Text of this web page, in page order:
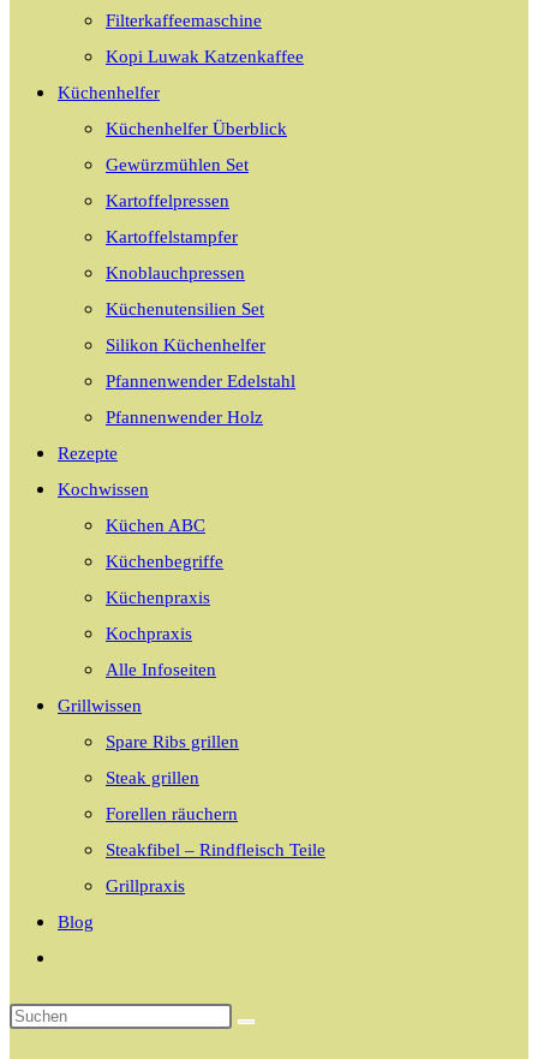
Filterkaffeemaschine
Kopi Luwak Katzenkaffee
Küchenhelfer
Küchenhelfer Überblick
Gewürzmühlen Set
Kartoffelpressen
Kartoffelstampfer
Knoblauchpressen
Küchenutensilien Set
Silikon Küchenhelfer
Pfannenwender Edelstahl
Pfannenwender Holz
Rezepte
Kochwissen
Küchen ABC
Küchenbegriffe
Küchenpraxis
Kochpraxis
Alle Infoseiten
Grillwissen
Spare Ribs grillen
Steak grillen
Forellen räuchern
Steakfibel – Rindfleisch Teile
Grillpraxis
Blog
umschalten